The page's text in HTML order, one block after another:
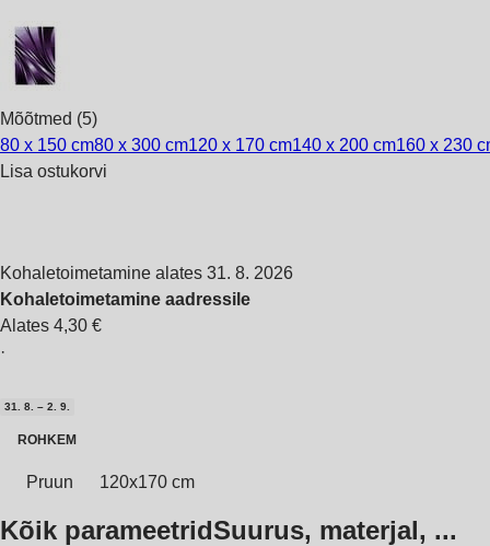
Mõõtmed (5)
80 x 150 cm80 x 300 cm120 x 170 cm140 x 200 cm160 x 230
Lisa ostukorvi
Kohaletoimetamine alates 31. 8. 2026
Kohaletoimetamine aadressile
Alates 4,30 €
·
31. 8. – 2. 9.
ROHKEM
Pruun 120x170 cm
Kõik parameetridSuurus, materjal, ...